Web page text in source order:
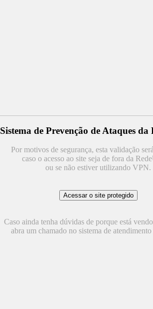
Sistema de Prevenção de Ataques da
Por motivos de segurança, esta validação
caso o acesso ao site seja de fora da
ou se não estiver utilizando VPN.
Caso ainda tenha dúvidas de porque está
abra um chamado no sistema de